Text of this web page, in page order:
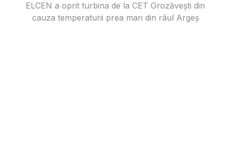
ELCEN a oprit turbina de la CET Grozăvești din
cauza temperaturii prea mari din râul Argeș